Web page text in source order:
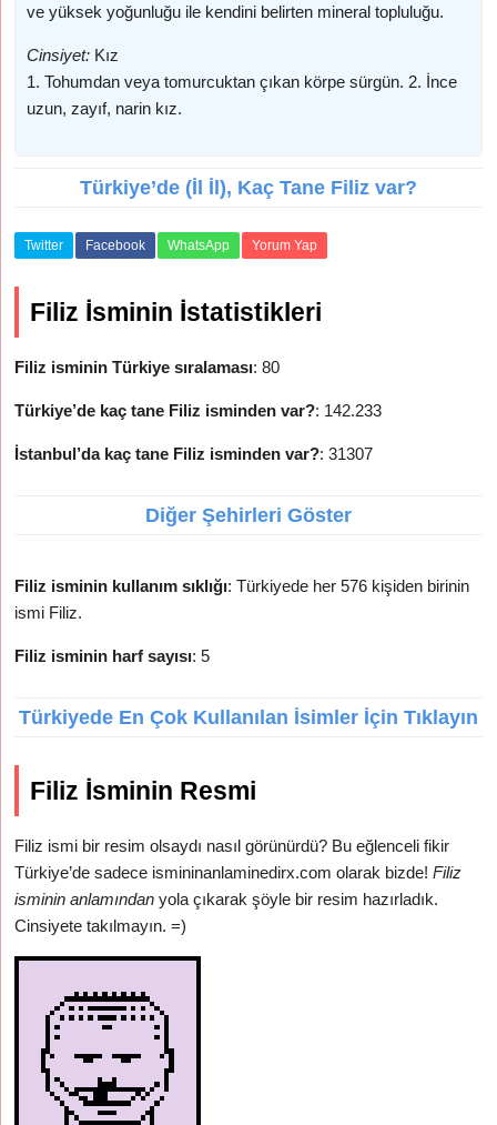
ve yüksek yoğunluğu ile kendini belirten mineral topluluğu.
Cinsiyet: Kız
1. Tohumdan veya tomurcuktan çıkan körpe sürgün. 2. İnce
uzun, zayıf, narin kız.
Türkiye’de (İl İl), Kaç Tane Filiz var?
Twitter Facebook WhatsApp Yorum Yap
Filiz İsminin İstatistikleri
Filiz isminin Türkiye sıralaması: 80
Türkiye’de kaç tane Filiz isminden var?: 142.233
İstanbul’da kaç tane Filiz isminden var?: 31307
Diğer Şehirleri Göster
Filiz isminin kullanım sıklığı: Türkiyede her 576 kişiden birinin
ismi Filiz.
Filiz isminin harf sayısı: 5
Türkiyede En Çok Kullanılan İsimler İçin Tıklayın
Filiz İsminin Resmi
Filiz ismi bir resim olsaydı nasıl görünürdü? Bu eğlenceli fikir
Türkiye’de sadece ismininanlaminedirx.com olarak bizde!Filiz
isminin anlamından yola çıkarak şöyle bir resim hazırladık.
Cinsiyete takılmayın. =)